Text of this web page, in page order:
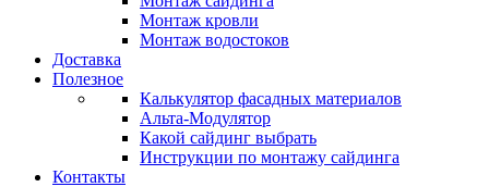
Монтаж кровли
Монтаж водостоков
Доставка
Полезное
Калькулятор фасадных материалов
Альта-Модулятор
Какой сайдинг выбрать
Инструкции по монтажу сайдинга
Контакты